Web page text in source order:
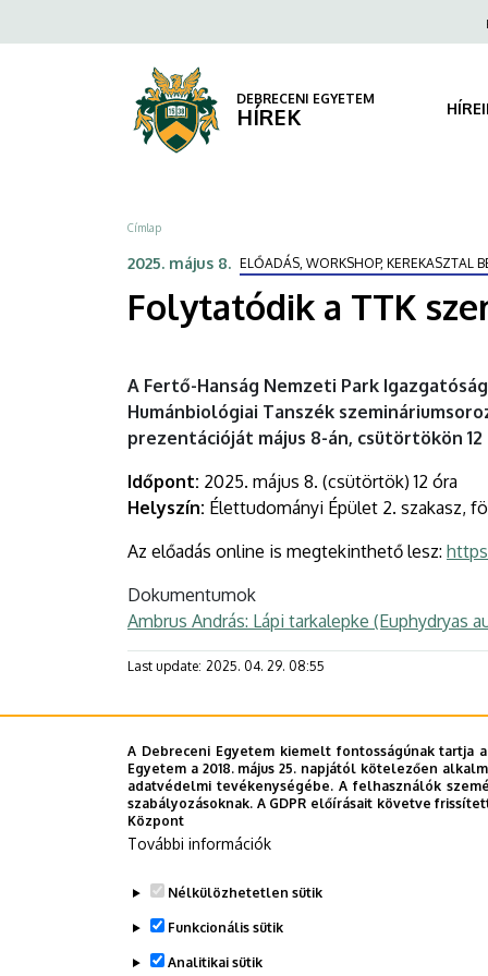
szemináriumsorozata
DEBRECENI
EGYETEM
a
DEBRECENI EGYETEM
HÍREK
Morzsa
Címlap
2025. május 8. ELŐADÁS, WORKSHOP, KEREKASZTAL
Folytatódik a TTK
A Fertő-Hanság Nemzeti Park
Humánbiológiai Tanszék
prezentációját május 8-án, csütörtökön
Időpont: 2025. május 8. (csütörtök) 12 óra
Helyszín: Élettudományi Épület 2. szakasz,
Az előadás online is megtekinthető lesz:
Dokumentumok
Ambrus András: Lápi tarkalepke (Euphydryas
Last update: 2025. 04. 29. 08:55
Megosztás
A Debreceni Egyetem kiemelt fontosságúnak
Egyetem a 2018. május 25. napjától kötelezően
adatvédelmi tevékenységébe. A felhasználók
szabályozásoknak. A GDPR előírásait követve
Központ
További információk
Nélkülözhetetlen sütik
Funkcionális sütik
Analitikai sütik